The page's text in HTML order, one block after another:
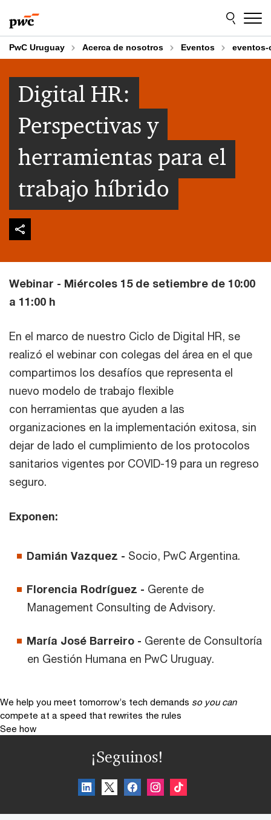
to
content
to
footer
PwC Uruguay Acerca de nosotros Eventos
Digital HR:
Perspectivas y
herramientas para el
trabajo híbrido
Webinar - Miércoles 15 de setiembre de 10:00
a 11:00 h
En el marco de nuestro Ciclo de Digital HR, se
realizó el webinar con colegas del área en el que
compartimos los desafíos que representa el
nuevo modelo de trabajo flexible
con herramientas que ayuden a las
organizaciones en la implementación exitosa, sin
dejar de lado el cumplimiento de los protocolos
sanitarios vigentes por COVID-19 para un regreso
seguro.
Exponen:
Damián Vazquez - Socio, PwC Argentina.
Florencia Rodríguez - Gerente de
Management Consulting de Advisory.
María José Barreiro - Gerente de Consultoría
en Gestión Humana en PwC Uruguay.
We help you meet tomorrow’s tech demands so you can
compete at a speed that rewrites the rules
See how
¡Seguinos!